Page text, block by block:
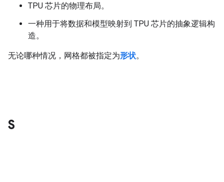
TPU 芯片的物理布局。
一种用于将数据和模型映射到 TPU 芯片的抽象逻辑构
造。
无论哪种情况，网格都被指定为形状。
S